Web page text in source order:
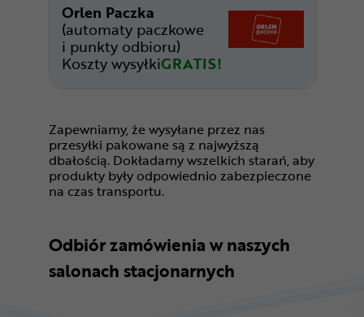
Orlen Paczka
(automaty paczkowe
i punkty odbioru)
Koszty wysyłkiGRATIS!
Zapewniamy, że wysyłane przez nas
przesyłki pakowane są z najwyższą
dbałością. Dokładamy wszelkich starań, aby
produkty były odpowiednio zabezpieczone
na czas transportu.
Odbiór zamówienia w naszych
salonach stacjonarnych